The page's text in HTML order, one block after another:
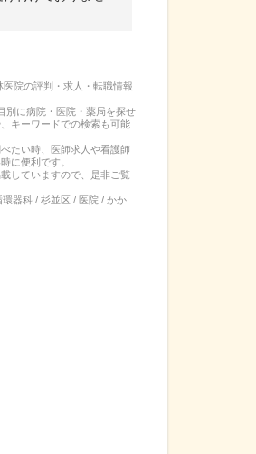
医院の評判・求人・転職情報
別に病院・医院・薬局を探せ
キーワードでの検索も可能
たい時、医師求人や看護師
に便利です。
していますので、是非ご覧
環器科 / 杉並区 / 医院 / かか